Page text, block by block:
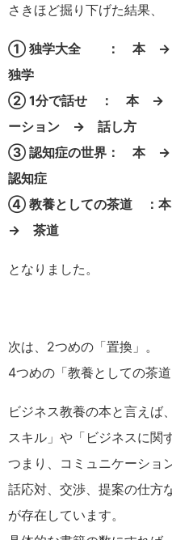
さきほど掘り下げた結果、
① 独学大全 ： 本 →
独学
② 1分で話せ ： 本 →
ーション → 話し方
③ 認知症の世界：
認知症
④ 教養としての茶道
→ 茶道
となりました。
次は、2つめの「置換」。
4つめの「教養としての茶
ビジネス教養の本と言えば
スキル」や「ビジネスに関
つまり、コミュニケーショ
話応対、交渉、提案の仕方
が存在しています。